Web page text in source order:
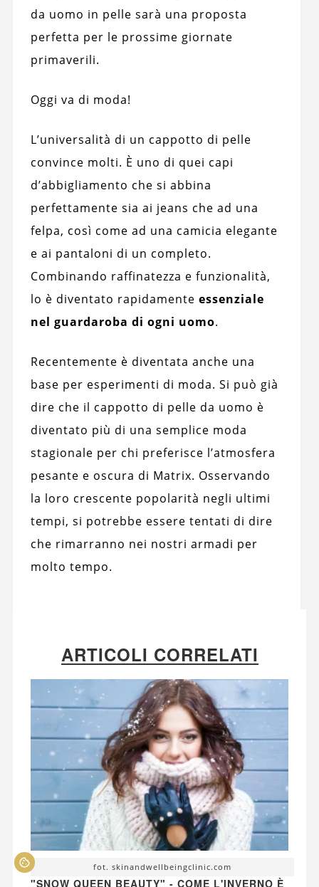
da uomo in pelle sarà una proposta
perfetta per le prossime giornate
primaverili.
Oggi va di moda!
L’universalità di un cappotto di pelle
convince molti. È uno di quei capi
d’abbigliamento che si abbina
perfettamente sia ai jeans che ad una
felpa, così come ad una camicia elegante
e ai pantaloni di un completo.
Combinando raffinatezza e funzionalità,
lo è diventato rapidamente essenziale
nel guardaroba di ogni uomo.
Recentemente è diventata anche una
base per esperimenti di moda. Si può già
dire che il cappotto di pelle da uomo è
diventato più di una semplice moda
stagionale per chi preferisce l’atmosfera
pesante e oscura di Matrix. Osservando
la loro crescente popolarità negli ultimi
tempi, si potrebbe essere tentati di dire
che rimarranno nei nostri armadi per
molto tempo.
ARTICOLI CORRELATI
fot. skinandwellbeingclinic.com
"SNOW QUEEN BEAUTY" - COME L'INVERNO È